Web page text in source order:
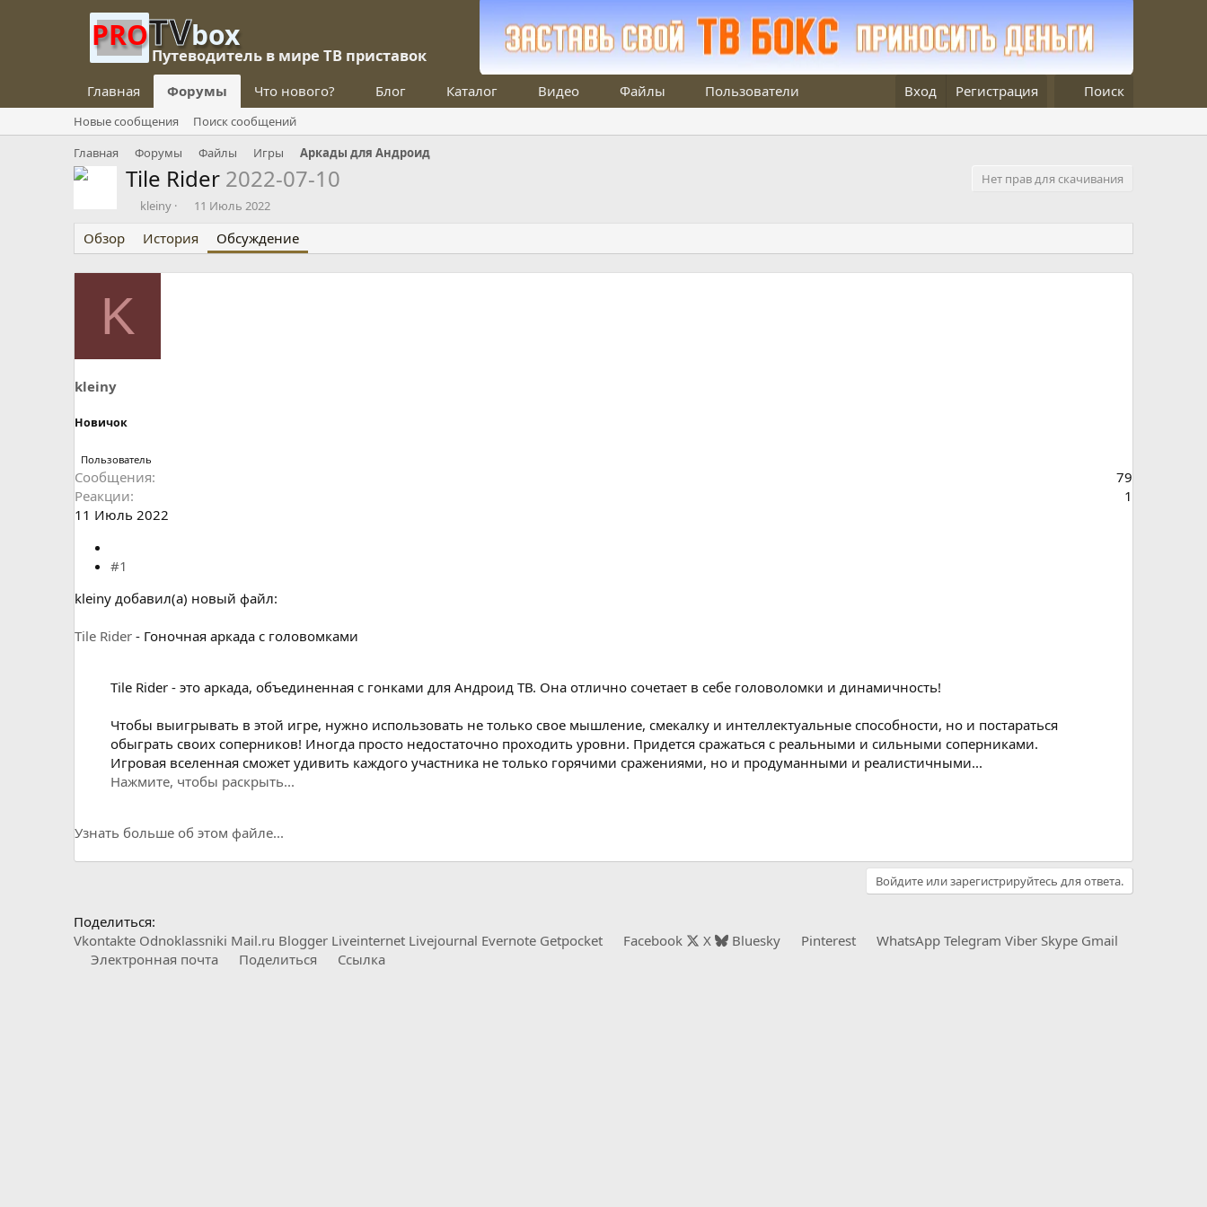
PROTVbox
Путеводитель в мире ТВ приставок
Главная Форумы Что нового? Блог Каталог Видео Файлы Пользователи Вход Регистрация Поиск
Новые сообщения
Поиск сообщений
Главная
Форумы Файлы Игры Аркады для Андроид
Tile Rider 2022-07-10
Нет прав для скачивания
А
т
о
р
kleiny
Д
т
а
н
11 Июль 2022
Обзор История Обсуждение
K
kleiny
Новичок
Пользователь
Сообщения
79
Реакции
1
11 Июль 2022
#1
kleiny добавил(а) новый файл:
Tile Rider - Гоночная аркада с головомками
Tile Rider - это аркада, объединенная с гонками для Андроид ТВ. Она отлично сочетает в себе головоломки и динамичность!
Чтобы выигрывать в этой игре, нужно использовать не только свое мышление, смекалку и интеллектуальные способности, но и постараться
обыграть своих соперников! Иногда просто недостаточно проходить уровни. Придется сражаться с реальными и сильными соперниками.
Игровая вселенная сможет удивить каждого участника не только горячими сражениями, но и продуманными и реалистичными...
Нажмите, чтобы раскрыть...
Узнать больше об этом файле...
Войдите или зарегистрируйтесь для ответа.
Поделиться:
Vkontakte Odnoklassniki Mail.ru Blogger Liveinternet Livejournal Evernote Getpocket Facebook X Bluesky Pinterest WhatsApp Telegram Viber Skype Gmail
Электронная почта
Поделиться Ссылка